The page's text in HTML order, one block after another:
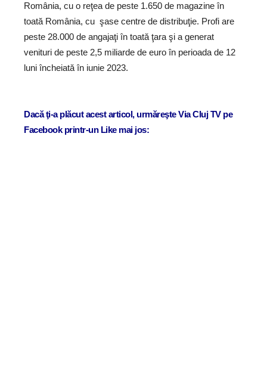
România, cu o reţea de peste 1.650 de magazine în
toată România, cu şase centre de distribuţie. Profi are
peste 28.000 de angajaţi în toată ţara şi a generat
venituri de peste 2,5 miliarde de euro în perioada de 12
luni încheiată în iunie 2023.
Dacă ţi-a plăcut acest articol, urmăreşte Via Cluj TV pe
Facebook printr-un Like mai jos: